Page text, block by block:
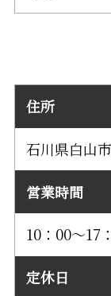
住所
石川県白山
営業時間
10：00～17
定休日